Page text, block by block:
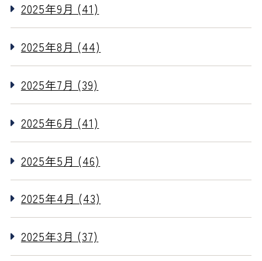
2025年9月 (41)
2025年8月 (44)
2025年7月 (39)
2025年6月 (41)
2025年5月 (46)
2025年4月 (43)
2025年3月 (37)